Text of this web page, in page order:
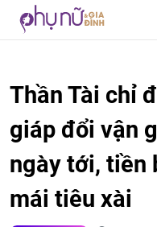
Thần Tài chỉ
giáp đổi vận
ngày tới, tiền
mái tiêu xài